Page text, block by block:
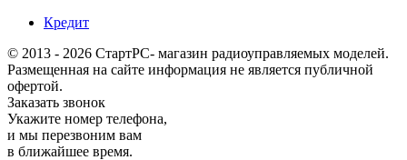
Кредит
© 2013 - 2026 СтартРС- магазин радиоуправляемых моделей.
Размещенная на сайте информация не является публичной
офертой.
Заказать звонок
Укажите номер телефона,
и мы перезвоним вам
в ближайшее время.